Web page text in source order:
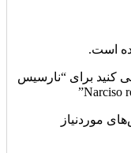
است.
کنید برای “نارسیس
موردنیاز